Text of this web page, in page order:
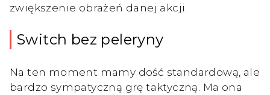
zwiększenie obrażeń danej akcji.
Switch bez peleryny
Na ten moment mamy dość standardową, ale
bardzo sympatyczną grę taktyczną. Ma ona